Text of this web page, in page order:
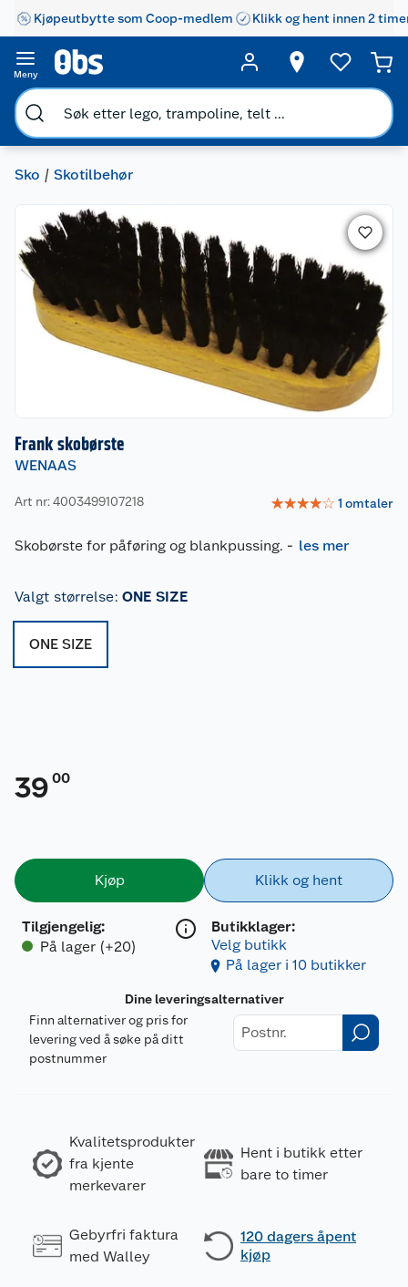
Kjøpeutbytte som Coop-medlem Klikk og hent innen 2
Meny
Sko Skotilbehør
Frank skobørste
WENAAS
Art nr: 4003499107218 ☆☆☆☆☆ 1 omtaler
Skobørste for påføring og blankpussing. - les mer
Valgt størrelse: ONE SIZE
ONE SIZE
39 00
Kjøp
Tilgjengelig:
På lager (+20)
Klikk og hent
Butikklager:
Velg butikk
På lager i 10 butikker
Dine leveringsalternativer
Finn alternativer og pris for
levering ved å søke på ditt
postnummer
Kvalitetsprodukter
fra kjente
merkevarer
Hent i butikk etter
bare to timer
Gebyrfri faktura
med Walley
120 dagers åpent
kjøp